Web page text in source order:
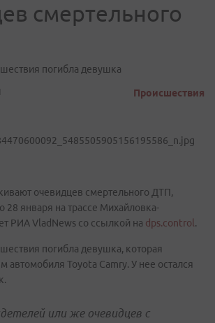
смертельного
погибла девушка
Происшествия
очевидцев смертельного ДТП,
28 января на трассе Михайловка-
РИА VladNews со ссылкой на dps.control .
погибла девушка, которая
автомобиля Toyota Camry. У нее остался
или же очевидцев с